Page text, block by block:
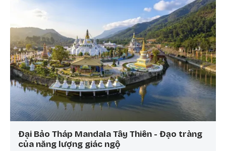
Đại Bảo Tháp Mandala Tây Thiên - Đạo tràng
của năng lượng giác ngộ